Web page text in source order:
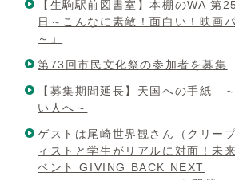
【生駒駅前図書室】本棚のWA 第
日～こんなに素敵！面白い！映画
～」
第73回市民文化祭の参加者を募集
【募集期間延長】天国への手紙
い人へ～
ゲストは尾崎世界観さん（クリー
ィストと学生がリアルに対面！未
ベント GIVING BACK NEXT